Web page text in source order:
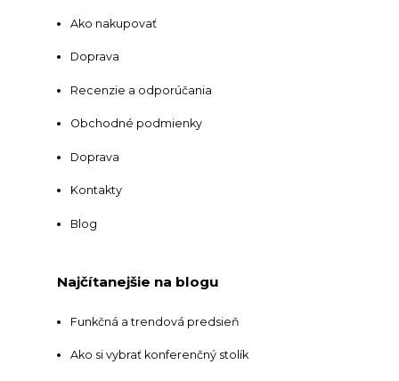
Ako nakupovať
Doprava
Recenzie a odporúčania
Obchodné podmienky
Doprava
Kontakty
Blog
Najčítanejšie na blogu
Funkčná a trendová predsieň
Ako si vybrať konferenčný stolík